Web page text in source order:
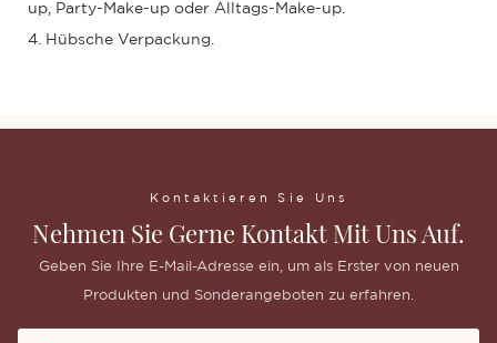
up, Party-Make-up oder Alltags-Make-up.
4. Hübsche Verpackung.
Kontaktieren Sie Uns
Nehmen Sie Gerne Kontakt Mit Uns Auf.
Geben Sie Ihre E-Mail-Adresse ein, um als Erster von neuen
Produkten und Sonderangeboten zu erfahren.